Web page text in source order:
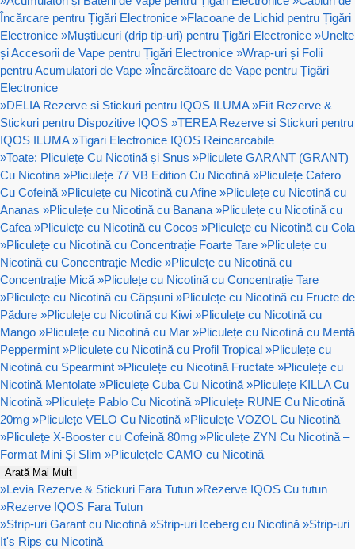
Încărcare pentru Țigări Electronice »Flacoane de Lichid pentru Țigări
Electronice »Muștiucuri (drip tip-uri) pentru Țigări Electronice »Unelte
și Accesorii de Vape pentru Țigări Electronice »Wrap-uri și Folii
pentru Acumulatori de Vape »Încărcătoare de Vape pentru Țigări
Electronice
»DELIA Rezerve si Stickuri pentru IQOS ILUMA »Fiit Rezerve &
Stickuri pentru Dispozitive IQOS »TEREA Rezerve si Stickuri pentru
IQOS ILUMA »Tigari Electronice IQOS Reincarcabile
»Toate: Pliculețe Cu Nicotină și Snus »Pliculete GARANT (GRANT)
Cu Nicotina »Pliculețe 77 VB Edition Cu Nicotină »Pliculețe Cafero
Cu Cofeină »Pliculețe cu Nicotină cu Afine »Pliculețe cu Nicotină cu
Ananas »Pliculețe cu Nicotină cu Banana »Pliculețe cu Nicotină cu
Cafea »Pliculețe cu Nicotină cu Cocos »Pliculețe cu Nicotină cu Cola
»Pliculețe cu Nicotină cu Concentrație Foarte Tare »Pliculețe cu
Nicotină cu Concentrație Medie »Pliculețe cu Nicotină cu
Concentrație Mică »Pliculețe cu Nicotină cu Concentrație Tare
»Pliculețe cu Nicotină cu Căpșuni »Pliculețe cu Nicotină cu Fructe de
Pădure »Pliculețe cu Nicotină cu Kiwi »Pliculețe cu Nicotină cu
Mango »Pliculețe cu Nicotină cu Mar »Pliculețe cu Nicotină cu Mentă
Peppermint »Pliculețe cu Nicotină cu Profil Tropical »Pliculețe cu
Nicotină cu Spearmint »Pliculețe cu Nicotină Fructate »Pliculețe cu
Nicotină Mentolate »Pliculețe Cuba Cu Nicotină »Pliculețe KILLA Cu
Nicotină »Pliculețe Pablo Cu Nicotină »Pliculețe RUNE Cu Nicotină
20mg »Pliculețe VELO Cu Nicotină »Pliculețe VOZOL Cu Nicotină
»Pliculețe X-Booster cu Cofeină 80mg »Pliculețe ZYN Cu Nicotină –
Format Mini Și Slim »Pliculețele CAMO cu Nicotină
Arată Mai Mult
»Levia Rezerve & Stickuri Fara Tutun »Rezerve IQOS Cu tutun
»Rezerve IQOS Fara Tutun
»Strip-uri Garant cu Nicotină »Strip-uri Iceberg cu Nicotină »Strip-uri
It's Rips cu Nicotină